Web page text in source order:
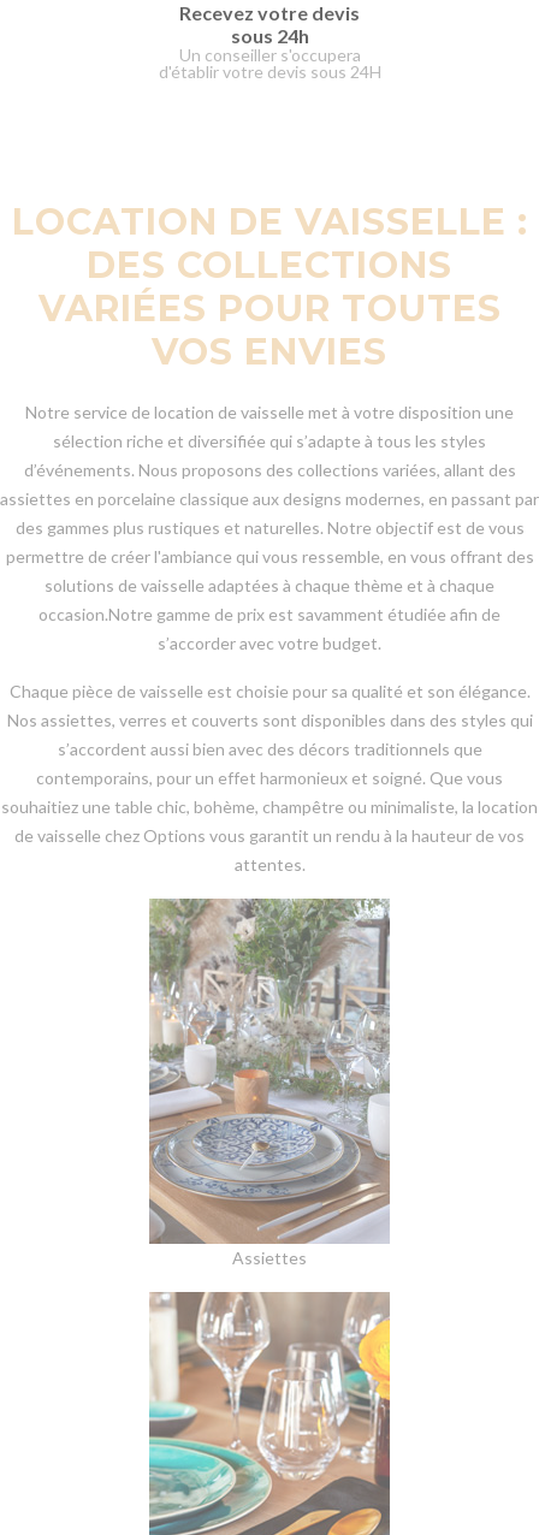
Recevez votre devis
sous 24h
Un conseiller s'occupera
d'établir votre devis sous 24H
LOCATION DE VAISSELLE :
DES COLLECTIONS
VARIÉES POUR TOUTES
VOS ENVIES
Notre service de location de vaisselle met à votre disposition une
sélection riche et diversifiée qui s’adapte à tous les styles
d’événements. Nous proposons des collections variées, allant des
assiettes en porcelaine classique aux designs modernes, en passant par
des gammes plus rustiques et naturelles. Notre objectif est de vous
permettre de créer l'ambiance qui vous ressemble, en vous offrant des
solutions de vaisselle adaptées à chaque thème et à chaque
occasion.Notre gamme de prix est savamment étudiée afin de
s’accorder avec votre budget.
Chaque pièce de vaisselle est choisie pour sa qualité et son élégance.
Nos assiettes, verres et couverts sont disponibles dans des styles qui
s’accordent aussi bien avec des décors traditionnels que
contemporains, pour un effet harmonieux et soigné. Que vous
souhaitiez une table chic, bohème, champêtre ou minimaliste, la location
de vaisselle chez Options vous garantit un rendu à la hauteur de vos
attentes.
Assiettes